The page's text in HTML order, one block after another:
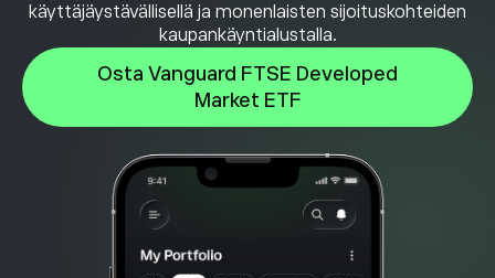
käyttäjäystävällisellä ja monenlaisten sijoituskohteiden
kaupankäyntialustalla.
Osta Vanguard FTSE Developed
Market ETF